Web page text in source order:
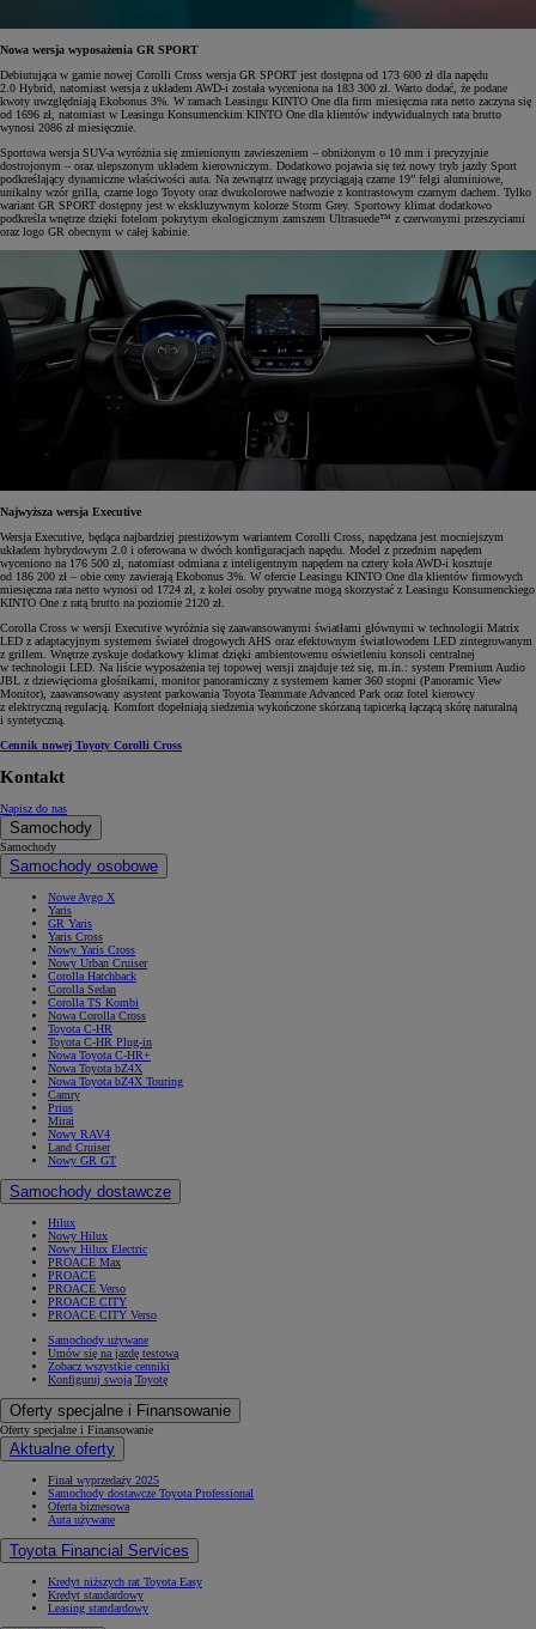
Nowa wersja wyposażenia GR SPORT
Debiutująca w gamie nowej Corolli Cross wersja GR SPORT jest dostępna od 173 600 zł dla napędu
2.0 Hybrid, natomiast wersja z układem AWD-i została wyceniona na 183 300 zł. Warto dodać, że podane
kwoty uwzględniają Ekobonus 3%. W ramach Leasingu KINTO One dla firm miesięczna rata netto zaczyna się
od 1696 zł, natomiast w Leasingu Konsumenckim KINTO One dla klientów indywidualnych rata brutto
wynosi 2086 zł miesięcznie.
Sportowa wersja SUV-a wyróżnia się zmienionym zawieszeniem – obniżonym o 10 mm i precyzyjnie
dostrojonym – oraz ulepszonym układem kierowniczym. Dodatkowo pojawia się też nowy tryb jazdy Sport
podkreślający dynamiczne właściwości auta. Na zewnątrz uwagę przyciągają czarne 19” felgi aluminiowe,
unikalny wzór grilla, czarne logo Toyoty oraz dwukolorowe nadwozie z kontrastowym czarnym dachem. Tylko
wariant GR SPORT dostępny jest w ekskluzywnym kolorze Storm Grey. Sportowy klimat dodatkowo
podkreśla wnętrze dzięki fotelom pokrytym ekologicznym zamszem Ultrasuede™ z czerwonymi przeszyciami
oraz logo GR obecnym w całej kabinie.
Najwyższa wersja Executive
Wersja Executive, będąca najbardziej prestiżowym wariantem Corolli Cross, napędzana jest mocniejszym
układem hybrydowym 2.0 i oferowana w dwóch konfiguracjach napędu. Model z przednim napędem
wyceniono na 176 500 zł, natomiast odmiana z inteligentnym napędem na cztery koła AWD-i kosztuje
od 186 200 zł – obie ceny zawierają Ekobonus 3%. W ofercie Leasingu KINTO One dla klientów firmowych
miesięczna rata netto wynosi od 1724 zł, z kolei osoby prywatne mogą skorzystać z Leasingu Konsumenckiego
KINTO One z ratą brutto na poziomie 2120 zł.
Corolla Cross w wersji Executive wyróżnia się zaawansowanymi światłami głównymi w technologii Matrix
LED z adaptacyjnym systemem świateł drogowych AHS oraz efektownym światłowodem LED zintegrowanym
z grillem. Wnętrze zyskuje dodatkowy klimat dzięki ambientowemu oświetleniu konsoli centralnej
w technologii LED. Na liście wyposażenia tej topowej wersji znajduje też się, m.in.: system Premium Audio
JBL z dziewięcioma głośnikami, monitor panoramiczny z systemem kamer 360 stopni (Panoramic View
Monitor), zaawansowany asystent parkowania Toyota Teammate Advanced Park oraz fotel kierowcy
z elektryczną regulacją. Komfort dopełniają siedzenia wykończone skórzaną tapicerką łączącą skórę naturalną
i syntetyczną.
Cennik nowej Toyoty Corolli Cross
Kontakt
Napisz do nas
Samochody
Samochody
Samochody osobowe
Nowe Aygo X
Yaris
GR Yaris
Yaris Cross
Nowy Yaris Cross
Nowy Urban Cruiser
Corolla Hatchback
Corolla Sedan
Corolla TS Kombi
Nowa Corolla Cross
Toyota C-HR
Toyota C-HR Plug-in
Nowa Toyota C-HR+
Nowa Toyota bZ4X
Nowa Toyota bZ4X Touring
Camry
Prius
Mirai
Nowy RAV4
Land Cruiser
Nowy GR GT
Samochody dostawcze
Hilux
Nowy Hilux
Nowy Hilux Electric
PROACE Max
PROACE
PROACE Verso
PROACE CITY
PROACE CITY Verso
Samochody używane
Umów się na jazdę testową
Zobacz wszystkie cenniki
Konfiguruj swoją Toyotę
Oferty specjalne i Finansowanie
Oferty specjalne i Finansowanie
Aktualne oferty
Finał wyprzedaży 2025
Samochody dostawcze Toyota Professional
Oferta biznesowa
Auta używane
Toyota Financial Services
Kredyt niższych rat Toyota Easy
Kredyt standardowy
Leasing standardowy